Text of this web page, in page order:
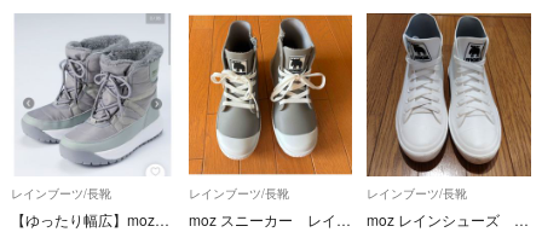
レインブーツ/長靴
【ゆったり幅広】moz（モズ）防水防滑レースアップブーツ（ワイズ４E）
レインブーツ/長靴
moz スニーカー レインブーツ
レインブーツ/長靴
moz レインシューズ ハイカット